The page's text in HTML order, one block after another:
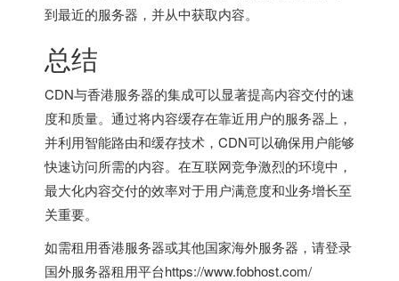
到最近的服务器，并从中获取内容。
总结
CDN与香港服务器的集成可以显著提高内容交付的速
度和质量。通过将内容缓存在靠近用户的服务器上，
并利用智能路由和缓存技术，CDN可以确保用户能够
快速访问所需的内容。在互联网竞争激烈的环境中，
最大化内容交付的效率对于用户满意度和业务增长至
关重要。
如需租用香港服务器或其他国家海外服务器 ，请登录
国外服务器租用平台https://www.fobhost.com/